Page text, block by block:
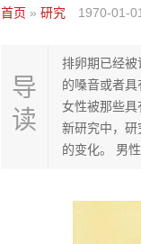
首页 » 研究 1970-01-
导
读
排卵期已经
的嗓音或者
女性被那些
新研究中，
的变化。 男